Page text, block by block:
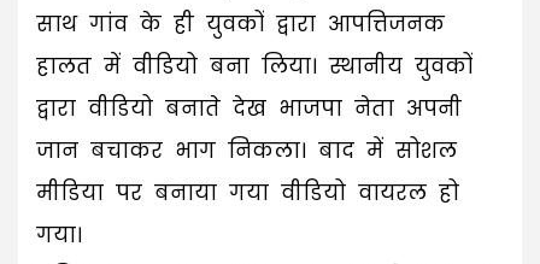
साथ गांव के ही युवकों द्वारा आपत्तिजनक
हालत में वीडियो बना लिया। स्थानीय युवकों
द्वारा वीडियो बनाते देख भाजपा नेता अपनी
जान बचाकर भाग निकला। बाद में सोशल
मीडिया पर बनाया गया वीडियो वायरल हो
गया।